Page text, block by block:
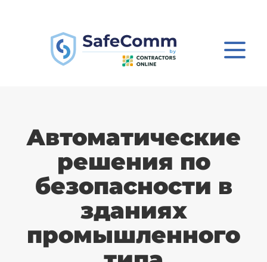
Автоматические
решения по
безопасности в
зданиях
промышленного